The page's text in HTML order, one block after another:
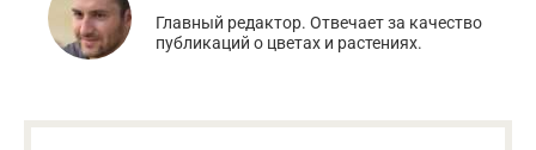
Главный редактор. Отвечает за качество
публикаций о цветах и растениях.